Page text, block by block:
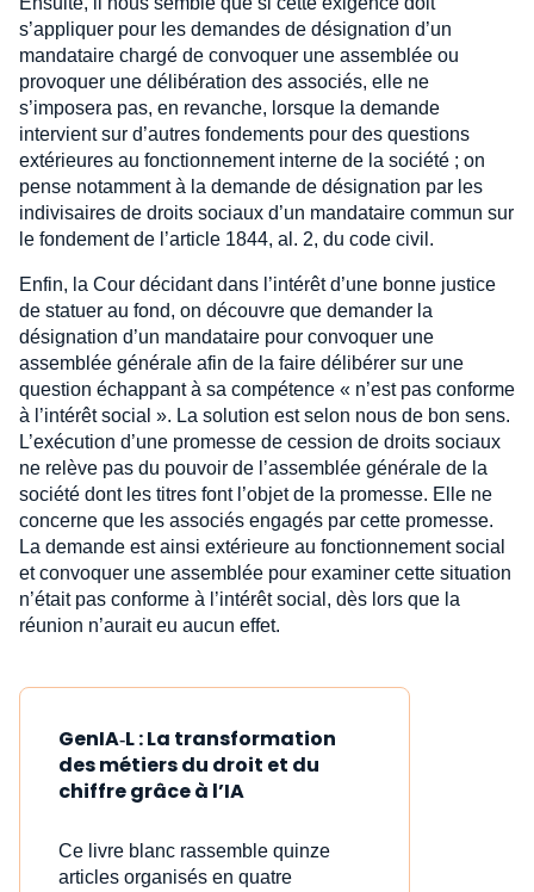
s’appliquer pour les demandes de désignation d’un
mandataire chargé de convoquer une assemblée ou
provoquer une délibération des associés, elle ne
s’imposera pas, en revanche, lorsque la demande
intervient sur d’autres fondements pour des questions
extérieures au fonctionnement interne de la société ; on
pense notamment à la demande de désignation par les
indivisaires de droits sociaux d’un mandataire commun sur
le fondement de l’article 1844, al. 2, du code civil.
Enfin, la Cour décidant dans l’intérêt d’une bonne justice
de statuer au fond, on découvre que demander la
désignation d’un mandataire pour convoquer une
assemblée générale afin de la faire délibérer sur une
question échappant à sa compétence « n’est pas conforme
à l’intérêt social ». La solution est selon nous de bon sens.
L’exécution d’une promesse de cession de droits sociaux
ne relève pas du pouvoir de l’assemblée générale de la
société dont les titres font l’objet de la promesse. Elle ne
concerne que les associés engagés par cette promesse.
La demande est ainsi extérieure au fonctionnement social
et convoquer une assemblée pour examiner cette situation
n’était pas conforme à l’intérêt social, dès lors que la
réunion n’aurait eu aucun effet.
GenIA‑L : La transformation
des métiers du droit et du
chiffre grâce à l’IA
Ce livre blanc rassemble quinze
articles organisés en quatre